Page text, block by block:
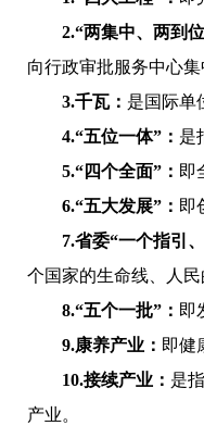
2.“两集中、两到位
向行政审批服务中心
3.千瓦： 是国际单
4.“五位一体” ： 是
5.“四个全面”： 即
6.“五大发展”： 即
7.省委“一个指引
个国家的生命线、人
8.“五个一批”： 即
9.康养产业： 即健
10.接续产业： 是
产业。